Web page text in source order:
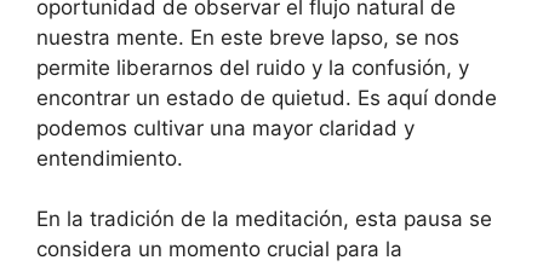
oportunidad de observar el flujo natural de
nuestra mente. En este breve lapso, se nos
permite liberarnos del ruido y la confusión, y
encontrar un estado de quietud. Es aquí donde
podemos cultivar una mayor claridad y
entendimiento.
En la tradición de la meditación, esta pausa se
considera un momento crucial para la